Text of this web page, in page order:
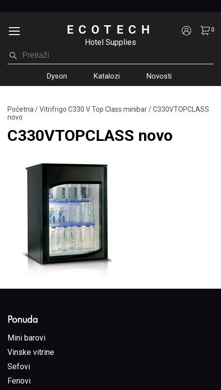
Dyson Katalozi Novosti
ECOTECH
Hotel Supplies
0
Početna /Vitrifrigo C330 V Top Class minibar/C330VTOPCLASS
novo
C330VTOPCLASS novo
Ponuda
Mini barovi
Vinske vitrine
Sefovi
Fenovi